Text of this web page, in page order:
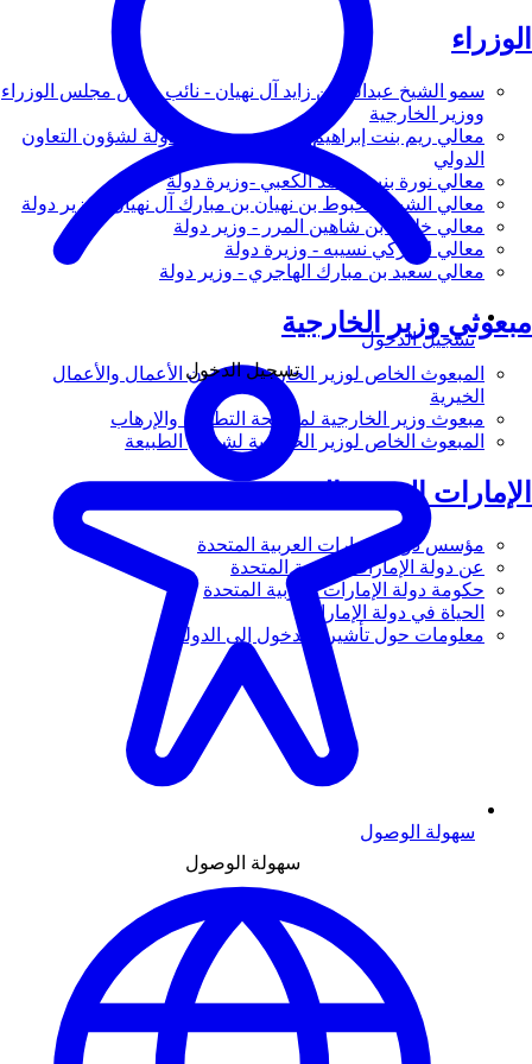
الوزراء
سمو الشيخ عبدالله بن زايد آل نهيان - نائب رئيس مجلس الوزراء
ووزير الخارجية
معالي ريم بنت إبراهيم الهاشمي - وزيرة دولة لشؤون التعاون
الدولي
معالي نورة بنت محمد الكعبي -وزيرة دولة
معالي الشيخ شخبوط بن نهيان بن مبارك آل نهيان - وزير دولة
معالي خليفة بن شاهين المرر - وزير دولة
معالي لانا زكي نسيبه - وزيرة دولة
معالي سعيد بن مبارك الهاجري - وزير دولة
مبعوثي وزير الخارجية
المبعوث الخاص لوزير الخارجية لشؤون الأعمال والأعمال
الخيرية
مبعوث وزير الخارجية لمكافحة التطرف والإرهاب
المبعوث الخاص لوزير الخارجية لشؤون الطبيعة
الإمارات العربية المتحدة
مؤسس دولة الإمارات العربية المتحدة
عن دولة الإمارات العربية المتحدة
حكومة دولة الإمارات العربية المتحدة
الحياة في دولة الإمارات
معلومات حول تأشيرة الدخول إلى الدولة
تسجيل الدخول
تسجيل الدخول
سهولة الوصول
سهولة الوصول